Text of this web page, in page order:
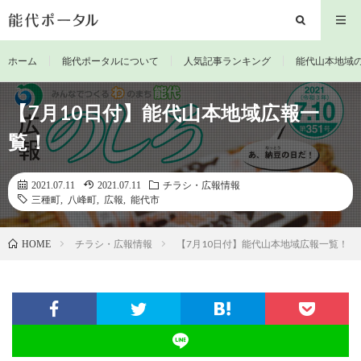
ホーム 能代ポータルについて 人気記事ランキング 能代山本地域
【7月10日付】能代山本地域広報一
覧！
2021.07.11 2021.07.11
チラシ・広報情報
三種町
八峰町 広報 能代市
HOME チラシ・広報情報 【7月10日付】能代山本地域広報一覧！